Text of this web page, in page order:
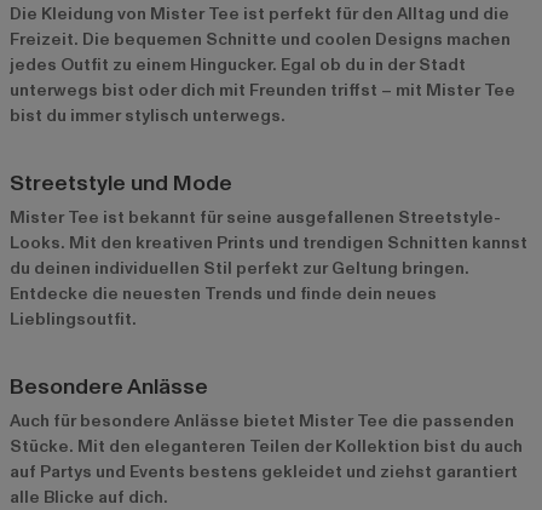
Die Kleidung von Mister Tee ist perfekt für den Alltag und die
Freizeit. Die bequemen Schnitte und coolen Designs machen
jedes Outfit zu einem Hingucker. Egal ob du in der Stadt
unterwegs bist oder dich mit Freunden triffst – mit Mister Tee
bist du immer stylisch unterwegs.
Streetstyle und Mode
Mister Tee ist bekannt für seine ausgefallenen Streetstyle-
Looks. Mit den kreativen Prints und trendigen Schnitten kannst
du deinen individuellen Stil perfekt zur Geltung bringen.
Entdecke die neuesten Trends und finde dein neues
Lieblingsoutfit.
Besondere Anlässe
Auch für besondere Anlässe bietet Mister Tee die passenden
Stücke. Mit den eleganteren Teilen der Kollektion bist du auch
auf Partys und Events bestens gekleidet und ziehst garantiert
alle Blicke auf dich.